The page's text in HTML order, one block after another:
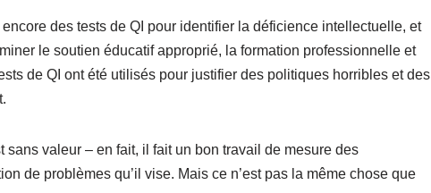
des tests de QI pour identifier la déficience intellectuelle, et
le soutien éducatif approprié, la formation professionnelle et
de QI ont été utilisés pour justifier des politiques horribles et des
valeur – en fait, il fait un bon travail de mesure des
de problèmes qu’il vise. Mais ce n’est pas la même chose que